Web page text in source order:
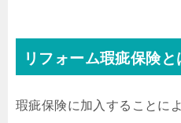
リフォーム瑕疵保険と
瑕疵保険に加入することに